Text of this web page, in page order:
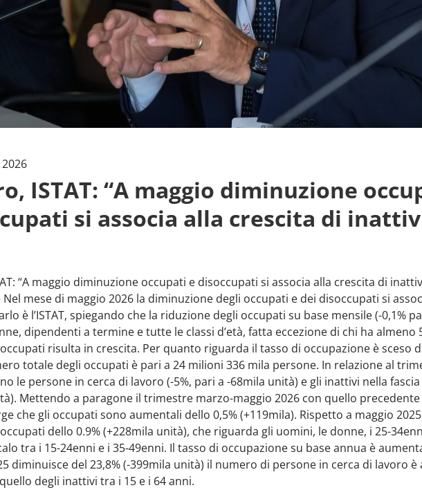
ISTAT: “A maggio diminuzione
si associa alla crescita di
“A maggio diminuzione occupati e disoccupati si associa alla crescita di
Nel mese di maggio 2026 la diminuzione degli occupati e dei disoccupati si
è l’ISTAT, spiegando che la riduzione degli occupati su base mensile (-0,1%
dipendenti a termine e tutte le classi d’età, fatta eccezione di chi ha almeno
risulta in crescita. Per quanto riguarda il tasso di occupazione è sceso
totale degli occupati è pari a 24 milioni 336 mila persone. In relazione al
le persone in cerca di lavoro (-5%, pari a -68mila unità) e gli inattivi nella fascia
Mettendo a paragone il trimestre marzo-maggio 2026 con quello
che gli occupati sono aumentali dello 0,5% (+119mila). Rispetto a maggio
dello 0.9% (+228mila unità), che riguarda gli uomini, le donne, i 25-
tra i 15-24enni e i 35-49enni. Il tasso di occupazione su base annua è
diminuisce del 23,8% (-399mila unità) il numero di persone in cerca di lavoro è
degli inattivi tra i 15 e i 64 anni.